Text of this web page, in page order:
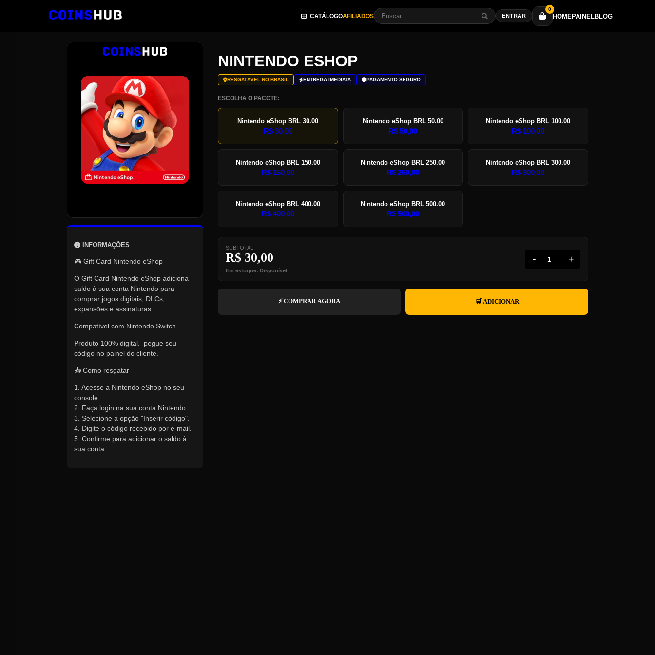
CATÁLOGOAFILIADOS ENTRAR
0
HOMEPAINELBLOG
INFORMAÇÕES
🎮 Gift Card Nintendo eShop
O Gift Card Nintendo eShop adiciona
saldo à sua conta Nintendo para
comprar jogos digitais, DLCs,
expansões e assinaturas.
Compatível com Nintendo Switch.
Produto 100% digital. pegue seu
código no painel do cliente.
📥 Como resgatar
1. Acesse a Nintendo eShop no seu
console.
2. Faça login na sua conta Nintendo.
3. Selecione a opção "Inserir código".
4. Digite o código recebido por e-mail.
5. Confirme para adicionar o saldo à
sua conta.
NINTENDO ESHOP
RESGATÁVEL NO BRASIL ENTREGA IMEDIATA PAGAMENTO SEGURO
ESCOLHA O PACOTE:
Nintendo eShop BRL 30.00
R$30,00
Nintendo eShop BRL 50.00
R$ 50,00
Nintendo eShop BRL 100.00
R$ 100,00
Nintendo eShop BRL 150.00
R$150,00
Nintendo eShop BRL 250.00
R$ 250,00
Nintendo eShop BRL 300.00
R$ 300,00
Nintendo eShop BRL 400.00
R$400,00
Nintendo eShop BRL 500.00
R$ 500,00
SUBTOTAL:
R$ 30,00
Em estoque: Disponível
- +
⚡ COMPRAR AGORA 🛒 ADICIONAR